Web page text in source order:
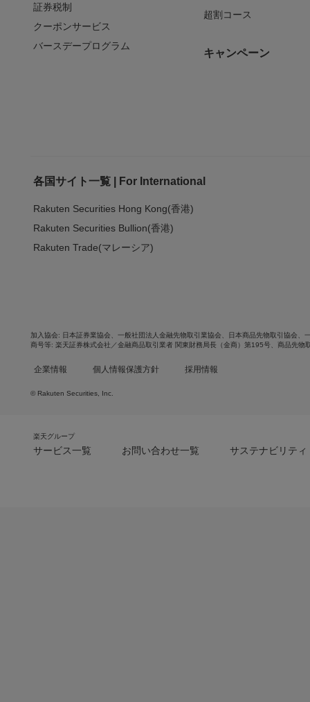
証券税制
クーポンサービス
バースデープログラム
超割コース
キャンペーン
各国サイト一覧 | For International
Rakuten Securities Hong Kong(香港)
Rakuten Securities Bullion(香港)
Rakuten Trade(マレーシア)
加入協会 日本証券業協会 一般社団法人金融先物取引業協会 日本商品先物取引協会
商号等
楽天証券株式会社／金融商品取引業者 関東財務局長（金商）第195号、商品先物
企業情報 個人情報保護方針 採用情報
© Rakuten Securities, Inc.
楽天グループ
サービス一覧 お問い合わせ一覧 サステナビリティ